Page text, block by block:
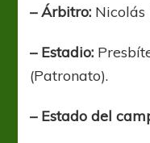
– Árbitro:
– Estadio:
(Patronato).
– Estado del